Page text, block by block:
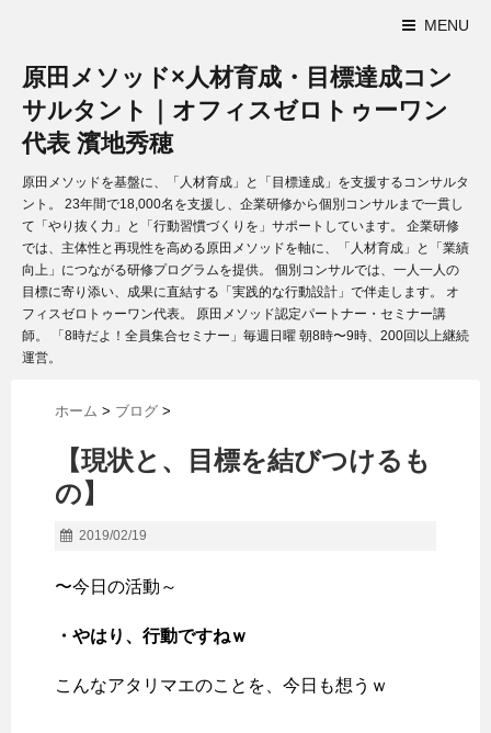
MENU
原田メソッド×人材育成・目標達成コン
サルタント｜オフィスゼロトゥーワン
代表 濱地秀穂
原田メソッドを基盤に、「人材育成」と「目標達成」を支援するコンサルタ
ント。 23年間で18,000名を支援し、企業研修から個別コンサルまで一貫し
て「やり抜く力」と「行動習慣づくりを」サポートしています。 企業研修
では、主体性と再現性を高める原田メソッドを軸に、「人材育成」と「業績
向上」につながる研修プログラムを提供。 個別コンサルでは、一人一人の
目標に寄り添い、成果に直結する「実践的な行動設計」で伴走します。 オ
フィスゼロトゥーワン代表。 原田メソッド認定パートナー・セミナー講
師。 「8時だよ！全員集合セミナー」毎週日曜 朝8時〜9時、200回以上継続
運営。
ホーム > ブログ >
【現状と、目標を結びつけるも
の】
2019/02/19
〜今日の活動～
・やはり、行動ですねｗ
こんなアタリマエのことを、今日も想うｗ